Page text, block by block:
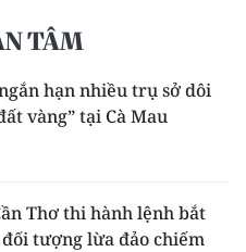
TÂM
hạn nhiều trụ sở dôi
vàng” tại Cà Mau
Thơ thi hành lệnh bắt
tượng lừa đảo chiếm